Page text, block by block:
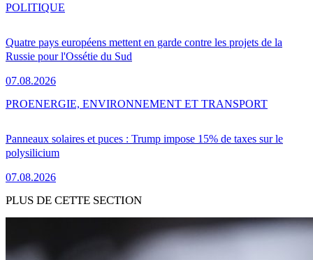
Quatre pays européens mettent en garde contre les projets de la
Russie pour l'Ossétie du Sud
07.08.2026
POLITIQUE
Panneaux solaires et puces : Trump impose 15% de taxes sur le
polysilicium
07.08.2026
PROENERGIE, ENVIRONNEMENT ET TRANSPORT
PLUS DE CETTE SECTION